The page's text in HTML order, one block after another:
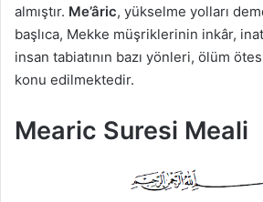
almıştır. Me’âric, yükselme yolları
başlıca, Mekke müşriklerinin inkâr, inat
insan tabiatının bazı yönleri, ölüm
konu edilmektedir.
Mearic Suresi Meali